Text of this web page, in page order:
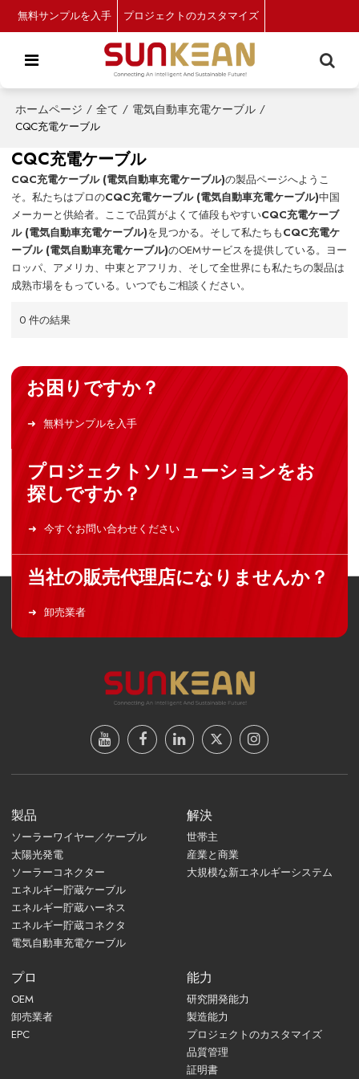
無料サンプルを入手 プロジェクトのカスタマイズ
ホームページ / 全て / 電気自動車充電ケーブル /
CQC充電ケーブル
CQC充電ケーブル
CQC充電ケーブル (電気自動車充電ケーブル)の製品ページへようこ
そ。私たちはプロのCQC充電ケーブル (電気自動車充電ケーブル)中国
メーカーと供給者。ここで品質がよくて値段もやすいCQC充電ケーブ
ル (電気自動車充電ケーブル)を見つかる。そして私たちもCQC充電ケ
ーブル (電気自動車充電ケーブル)のOEMサービスを提供している。ヨー
ロッパ、アメリカ、中東とアフリカ、そして全世界にも私たちの製品は
成熟市場をもっている。いつでもご相談ください。
0 件の結果
お困りですか？
無料サンプルを入手
プロジェクトソリューションをお
探しですか？
今すぐお問い合わせください
当社の販売代理店になりませんか？
卸売業者
製品
ソーラーワイヤー／ケーブル
太陽光発電
ソーラーコネクター
エネルギー貯蔵ケーブル
エネルギー貯蔵ハーネス
エネルギー貯蔵コネクタ
電気自動車充電ケーブル
解決
世帯主
産業と商業
大規模な新エネルギーシステム
プロ
OEM
卸売業者
EPC
能力
研究開発能力
製造能力
プロジェクトのカスタマイズ
品質管理
証明書